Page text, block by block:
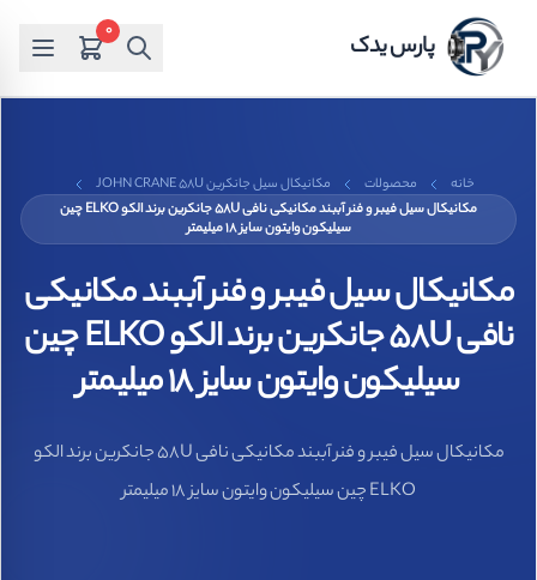
پارس یدک 0
خانه محصولات
مکانیکال سیل جانکرین JOHN CRANE 58U
مکانیکال سیل فیبر و فنر آببند مکانیکی نافی 58U جانکرین برند الکو ELKO چین
سیلیکون وایتون سایز 18 میلیمتر
مکانیکال سیل فیبر و فنر آببند مکانیکی
نافی 58U جانکرین برند الکو ELKO چین
سیلیکون وایتون سایز 18 میلیمتر
مکانیکال سیل فیبر و فنر آببند مکانیکی نافی 58U جانکرین برند الکو
ELKO چین سیلیکون وایتون سایز 18 میلیمتر